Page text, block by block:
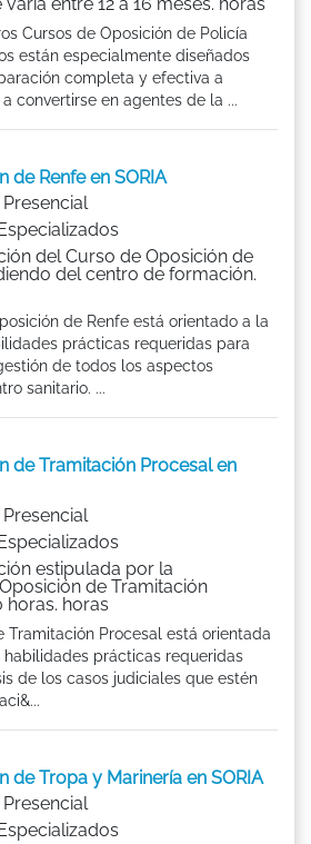
Cursos de Oposición de Policía
están especialmente diseñados
completa y efectiva a
convertirse en agentes de la ...
de Renfe en SORIA
del Curso de Oposición de
del centro de formación.
de Renfe está orientado a la
prácticas requeridas para
de todos los aspectos
sanitario. ...
de Tramitación Procesal en
estipulada por la
de Tramitación
horas. horas
Tramitación Procesal está orientada
prácticas requeridas
de los casos judiciales que estén
de Tropa y Marinería en SORIA